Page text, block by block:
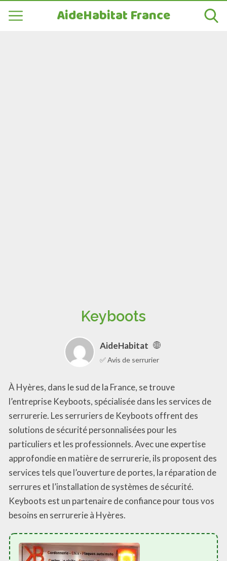
AideHabitat France
Keyboots
AideHabitat
✅ Avis de serrurier
À Hyères, dans le sud de la France, se trouve
l’entreprise Keyboots, spécialisée dans les services de
serrurerie. Les serruriers de Keyboots offrent des
solutions de sécurité personnalisées pour les
particuliers et les professionnels. Avec une expertise
approfondie en matière de serrurerie, ils proposent des
services tels que l’ouverture de portes, la réparation de
serrures et l’installation de systèmes de sécurité.
Keyboots est un partenaire de confiance pour tous vos
besoins en serrurerie à Hyères.